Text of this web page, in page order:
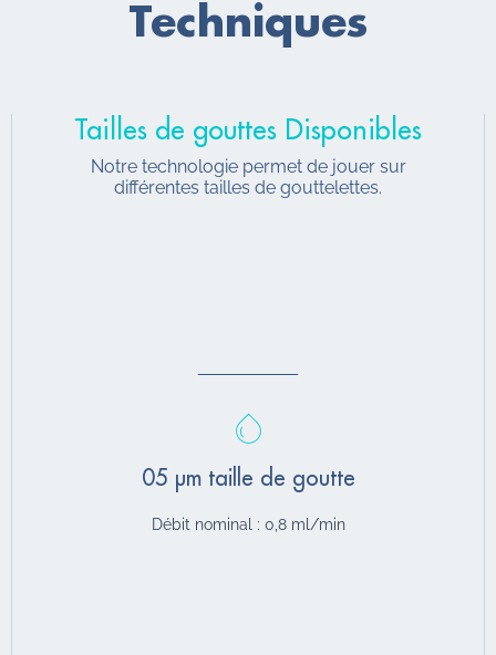
Techniques
Tailles de gouttes Disponibles
Notre technologie permet de jouer sur
différentes tailles de gouttelettes.
05 µm taille de goutte
Débit nominal : 0,8 ml/min